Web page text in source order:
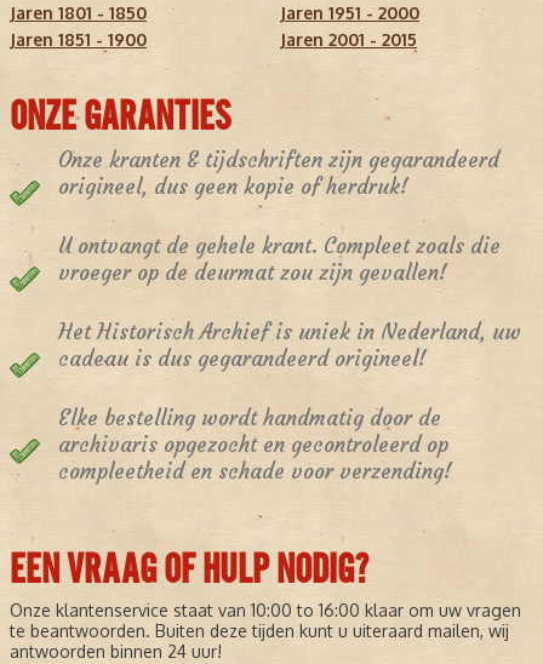
Jaren 1801 - 1850
Jaren 1851 - 1900
Jaren 1951 - 2000
Jaren 2001 - 2015
ONZE GARANTIES
Onze kranten & tijdschriften zijn gegarandeerd
origineel, dus geen kopie of herdruk!
U ontvangt de gehele krant. Compleet zoals die
vroeger op de deurmat zou zijn gevallen!
Het Historisch Archief is uniek in Nederland, uw
cadeau is dus gegarandeerd origineel!
Elke bestelling wordt handmatig door de
archivaris opgezocht en gecontroleerd op
compleetheid en schade voor verzending!
EEN VRAAG OF HULP NODIG?
Onze klantenservice staat van 10:00 to 16:00 klaar om uw vragen
te beantwoorden. Buiten deze tijden kunt u uiteraard mailen, wij
antwoorden binnen 24 uur!